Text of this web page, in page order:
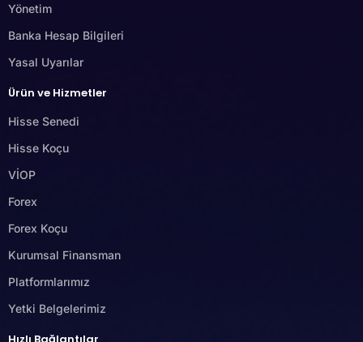
Yönetim
Banka Hesap Bilgileri
Yasal Uyarılar
Ürün ve Hizmetler
Hisse Senedi
Hisse Koçu
VİOP
Forex
Forex Koçu
Kurumsal Finansman
Platformlarımız
Yetki Belgelerimiz